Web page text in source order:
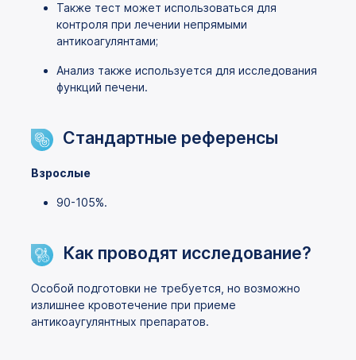
Также тест может использоваться для
контроля при лечении непрямыми
антикоагулянтами;
Анализ также используется для исследования
функций печени.
Стандартные референсы
Взрослые
90-105%.
Как проводят исследование?
Особой подготовки не требуется, но возможно
излишнее кровотечение при приеме
антикоаугулянтных препаратов.